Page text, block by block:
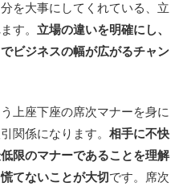
を大事にしてくれている、立
す。 立場の違いを明確にし、
ビジネスの幅が広がるチャン
上座下座の席次マナーを身に
関係になります。 相手に不快
限のマナーであることを理解
てないことが大切です。席次